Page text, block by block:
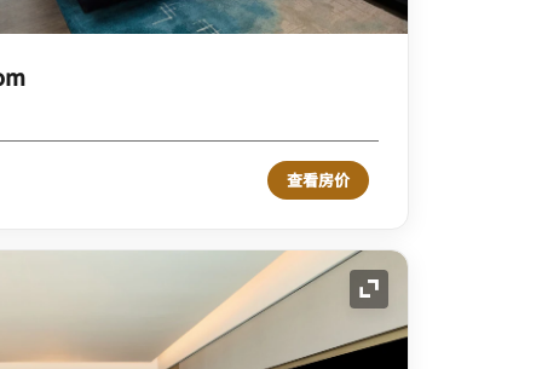
查看房价
展开图标